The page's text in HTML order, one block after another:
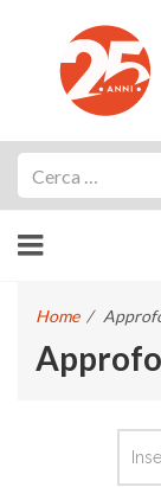
Home /